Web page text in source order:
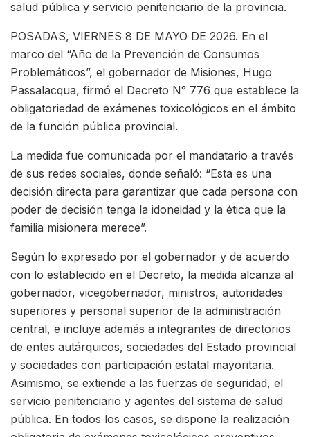
salud pública y servicio penitenciario de la provincia.
POSADAS, VIERNES 8 DE MAYO DE 2026. En el
marco del “Año de la Prevención de Consumos
Problemáticos”, el gobernador de Misiones, Hugo
Passalacqua, firmó el Decreto N° 776 que establece la
obligatoriedad de exámenes toxicológicos en el ámbito
de la función pública provincial.
La medida fue comunicada por el mandatario a través
de sus redes sociales, donde señaló: “Esta es una
decisión directa para garantizar que cada persona con
poder de decisión tenga la idoneidad y la ética que la
familia misionera merece”.
Según lo expresado por el gobernador y de acuerdo
con lo establecido en el Decreto, la medida alcanza al
gobernador, vicegobernador, ministros, autoridades
superiores y personal superior de la administración
central, e incluye además a integrantes de directorios
de entes autárquicos, sociedades del Estado provincial
y sociedades con participación estatal mayoritaria.
Asimismo, se extiende a las fuerzas de seguridad, el
servicio penitenciario y agentes del sistema de salud
pública. En todos los casos, se dispone la realización